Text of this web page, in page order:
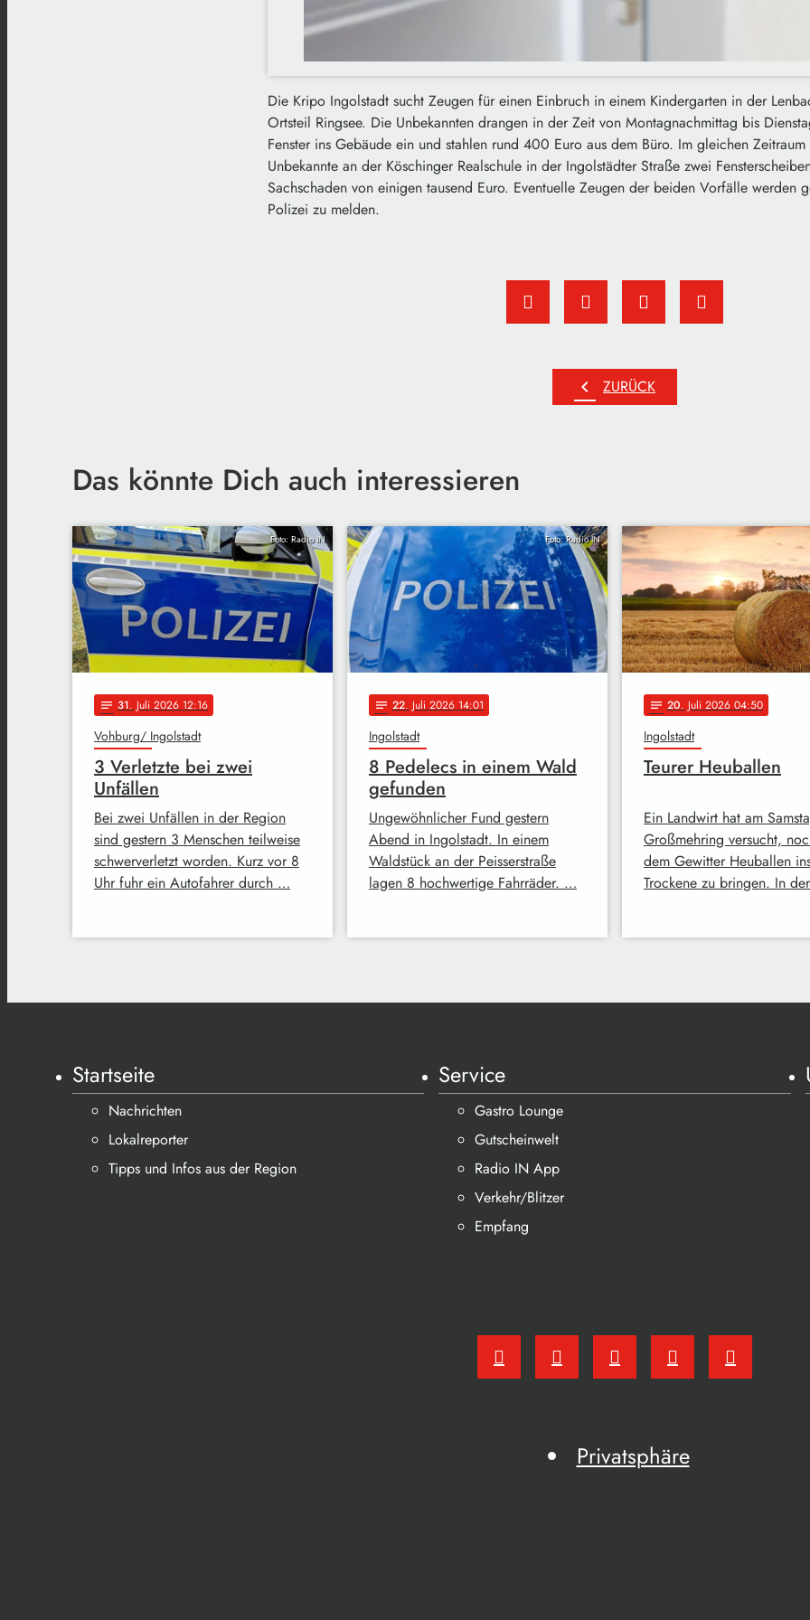
Die Kripo Ingolstadt sucht Zeugen für einen Einbruch in einem Kindergarten in der
Ortsteil Ringsee. Die Unbekannten drangen in der Zeit von Montagnachmittag bis
Fenster ins Gebäude ein und stahlen rund 400 Euro aus dem Büro. Im gleichen
Unbekannte an der Köschinger Realschule in der Ingolstädter Straße zwei
Sachschaden von einigen tausend Euro. Eventuelle Zeugen der beiden Vorfälle werden
Polizei zu melden.
chevron_left ZURÜCK
Das könnte Dich auch interessieren
Foto: Radio IN
notes 31. Juli 2026 12:16
Vohburg/ Ingolstadt
3 Verletzte bei zwei
Unfällen
Bei zwei Unfällen in der Region
sind gestern 3 Menschen teilweise
schwerverletzt worden. Kurz vor 8
Uhr fuhr ein Autofahrer durch …
Foto: Radio IN
notes 22. Juli 2026 14:01
Ingolstadt
8 Pedelecs in einem Wald
gefunden
Ungewöhnlicher Fund gestern
Abend in Ingolstadt. In einem
Waldstück an der Peisserstraße
lagen 8 hochwertige Fahrräder. …
notes 20. Juli 2026 04:50
Ingolstadt
Teurer Heuballen
Ein Landwirt hat am
Großmehring versucht,
dem Gewitter Heuballen
Trockene zu bringen. In
Startseite
Nachrichten
Lokalreporter
Tipps und Infos aus der Region
Service
Gastro Lounge
Gutscheinwelt
Radio IN App
Verkehr/Blitzer
Empfang
Privatsphäre